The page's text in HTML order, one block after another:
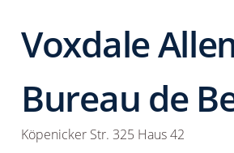
Voxdale
Bureau de
Köpenicker Str. 325 Haus 42